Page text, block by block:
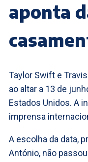
aponta
Taylor Swift e
ao altar a 13 de
Estados Unidos. A
imprensa
A escolha da data,
António, não